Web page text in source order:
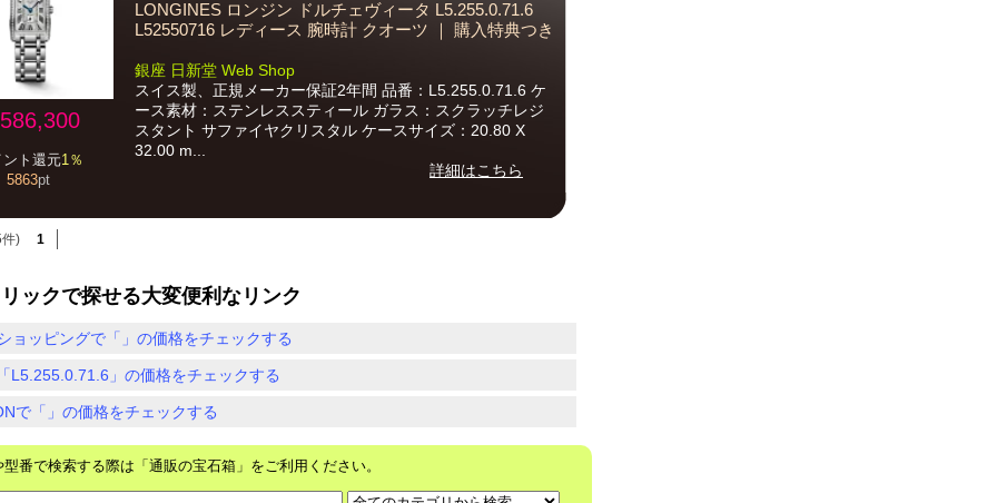
ト還元1％
5863pt
LONGINES ロンジン ドルチェヴィータ L5.255.0.71.6
L52550716 レディース 腕時計 クオーツ ｜ 購入特典つき
銀座 日新堂 Web Shop
スイス製、正規メーカー保証2年間 品番：L5.255.0.71.6 ケ
ース素材：ステンレススティール ガラス：スクラッチレジ
スタント サファイヤクリスタル ケースサイズ：20.80 X
32.00 m...
詳細はこちら
) 1
ックで探せる大変便利なリンク
ョッピングで「」の価格をチェックする
L5.255.0.71.6」の価格をチェックする
で「」の価格をチェックする
番で検索する際は「通販の宝石箱」をご利用ください。